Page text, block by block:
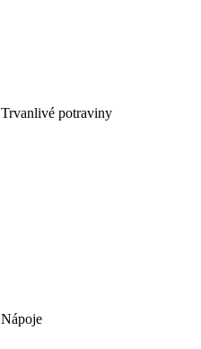
Trvanlivé potraviny
Nápoje